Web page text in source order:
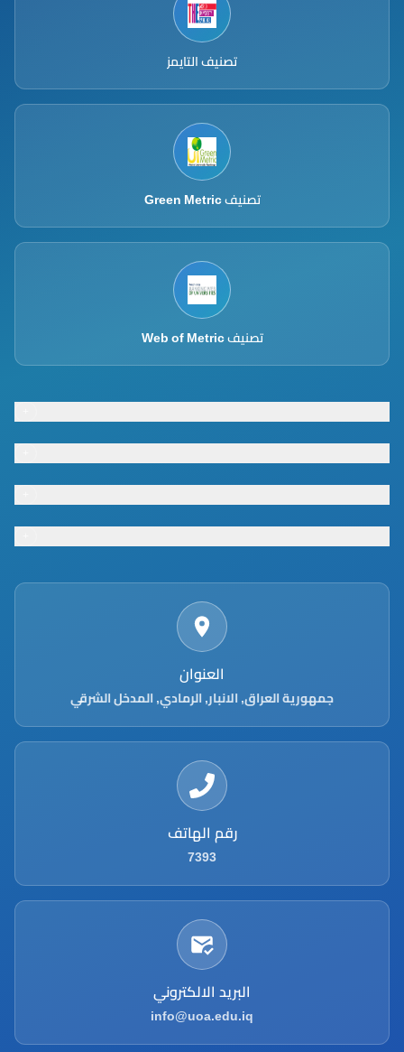
تصنيف التايمز
تصنيف Green Metric
تصنيف Web of Metric
Footer menu
Footer menu
Footer menu
Footer menu
العنوان
جمهورية العراق, الانبار, الرمادي, المدخل الشرقي
رقم الهاتف
7393
البريد الالكتروني
info@uoa.edu.iq